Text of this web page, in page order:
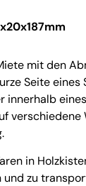
mit den
Seite
innerhalb
in
zu